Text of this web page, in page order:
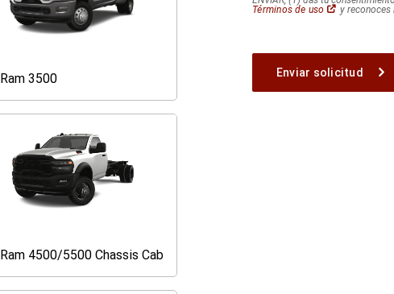
Ram 3500
Ram
3500
Ram 4500/5500 Chassis Cab
Ram
4500/5500
Términos de uso (Abriry reconoces